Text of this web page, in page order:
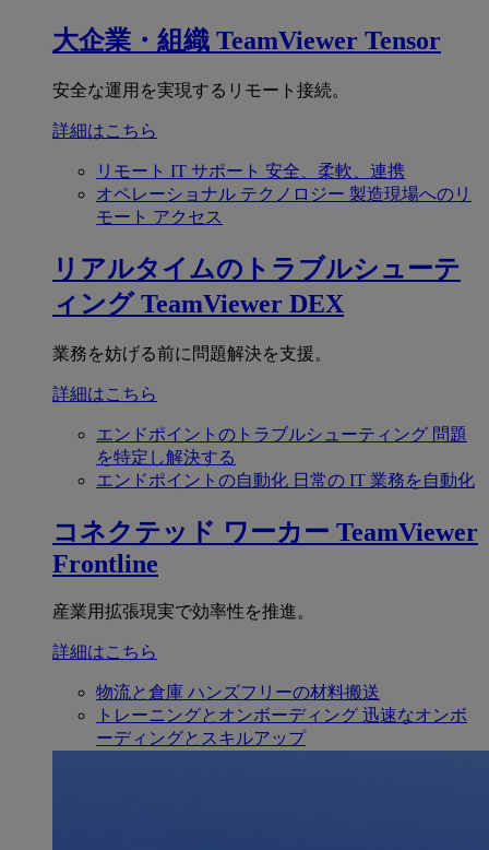
大企業・組織 TeamViewer Tensor
安全な運用を実現するリモート接続。
詳細はこちら
リモート IT サポート 安全、柔軟、連携
オペレーショナル テクノロジー 製造現場へのリ
モート アクセス
リアルタイムのトラブルシューテ
ィング TeamViewer DEX
業務を妨げる前に問題解決を支援。
詳細はこちら
エンドポイントのトラブルシューティング 問題
を特定し解決する
エンドポイントの自動化 日常の IT 業務を自動化
コネクテッド ワーカー TeamViewer
Frontline
産業用拡張現実で効率性を推進。
詳細はこちら
物流と倉庫 ハンズフリーの材料搬送
トレーニングとオンボーディング 迅速なオンボ
ーディングとスキルアップ